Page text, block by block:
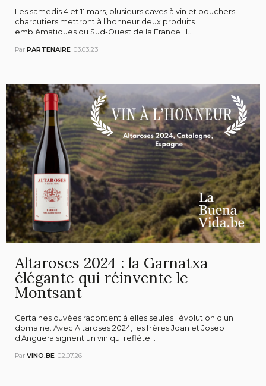
Les samedis 4 et 11 mars, plusieurs caves à vin et bouchers-
charcutiers mettront à l’honneur deux produits
emblématiques du Sud-Ouest de la France : l...
Par PARTENAIRE 03.03.23
Altaroses 2024 : la Garnatxa
élégante qui réinvente le
Montsant
Certaines cuvées racontent à elles seules l'évolution d'un
domaine. Avec Altaroses 2024, les frères Joan et Josep
d'Anguera signent un vin qui reflète...
Par VINO.BE 02.07.26